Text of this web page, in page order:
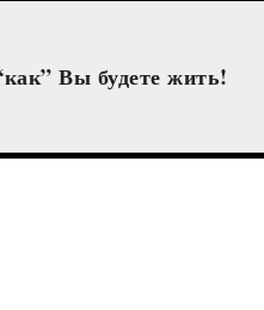
Вы будете жить!